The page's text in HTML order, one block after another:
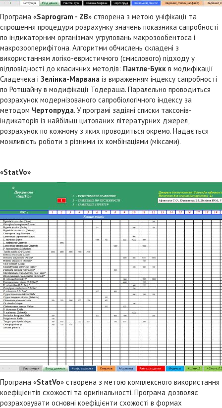
Програма «Saprogram - ZB» створена з метою уніфікації та
спрощення процедури розрахунку значень показника сапробності
по індикаторним організмам угруповань макрозообентоса і
макрозооперифітона. Алгоритми обчислень складені з
використанням логіко-евристичного (смислового) підходу у
відповідності до класичних методів: Пантле-Букк в модифікації
Сладечека і Зелінка-Марвана із вираженням індексу сапробності
по Ротшайну в модифікації Тодераша. Паралельно проводиться
розрахунок модернізованого сапробіологічного індексу за
методом Чертопруда. У програмі задіяні списки таксонів-
індикаторів із найбільш цитованих літературних джерел,
розрахунок по кожному з яких проводиться окремо. Надається
можливість роботи з різними їх комбінаціями (міксами).
«StatVo»
Програма «StatVo» створена з метою комплексного використання
коефіцієнтів схожості та оригінальності. Програма дозволяє
розраховувати основні коефіцієнти схожості в формах